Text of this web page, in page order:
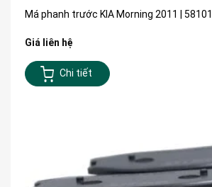
Má phanh trước KIA Morning 2011 |
Giá liên hệ
Chi tiết